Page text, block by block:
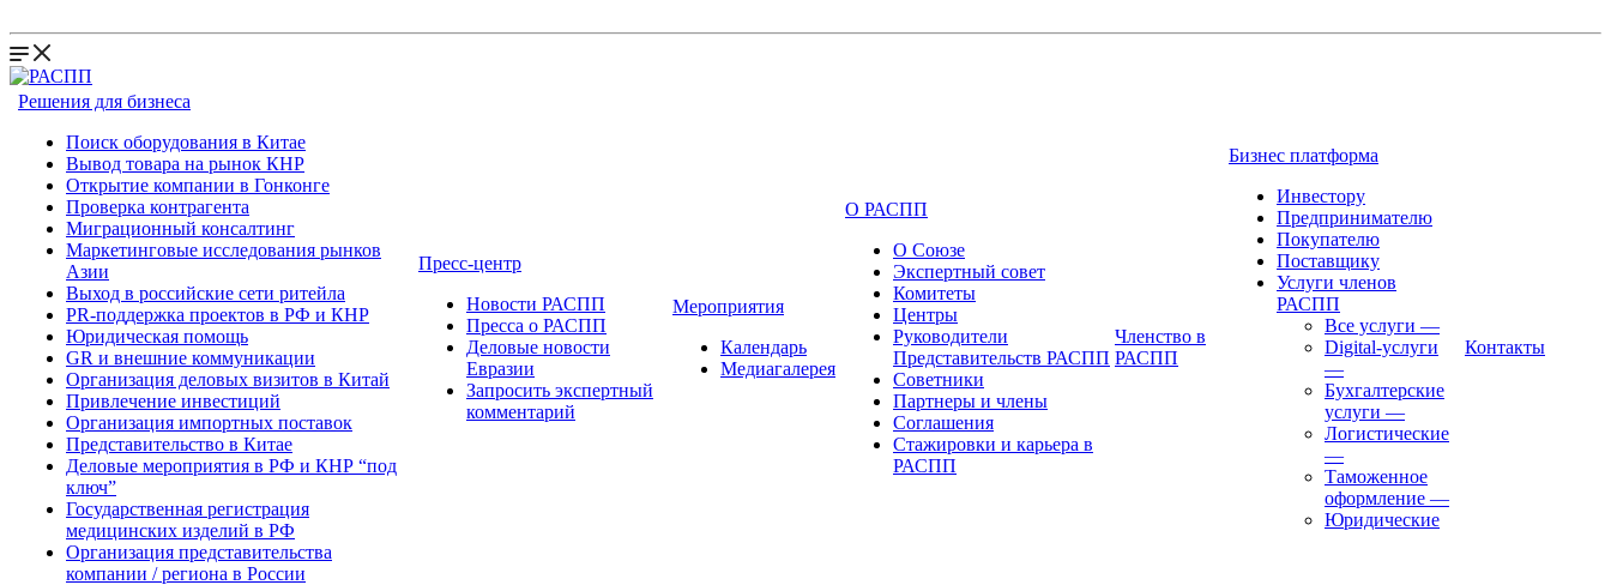
Решения для бизнеса
Поиск оборудования в Китае
Вывод товара на рынок КНР
Открытие компании в Гонконге
Проверка контрагента
Миграционный консалтинг
Маркетинговые исследования рынков
Азии
Выход в российские сети ритейла
PR-поддержка проектов в РФ и КНР
Юридическая помощь
GR и внешние коммуникации
Организация деловых визитов в Китай
Привлечение инвестиций
Организация импортных поставок
Представительство в Китае
Деловые мероприятия в РФ и КНР “под
ключ”
Государственная регистрация
медицинских изделий в РФ
Организация представительства
компании / региона в России
Пресс-центр
Новости РАСПП
Пресса о РАСПП
Деловые новости
Евразии
Запросить экспертный
комментарий
Мероприятия
Календарь
Медиагалерея
О РАСПП
О Союзе
Экспертный совет
Комитеты
Центры
Руководители
Представительств РАСПП
Советники
Партнеры и члены
Соглашения
Стажировки и карьера в
РАСПП
Членство в
РАСПП
Бизнес платформа
Инвестору
Предпринимателю
Покупателю
Поставщику
Услуги членов
РАСПП
Все услуги —
Digital-услуги
—
Бухгалтерские
услуги —
Логистические
—
Таможенное
оформление —
Юридические
Контакты